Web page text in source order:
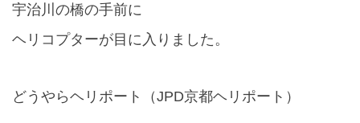
宇治川の橋の手前に
ヘリコプターが目に入りました。
どうやらヘリポート（JPD京都ヘリポート）